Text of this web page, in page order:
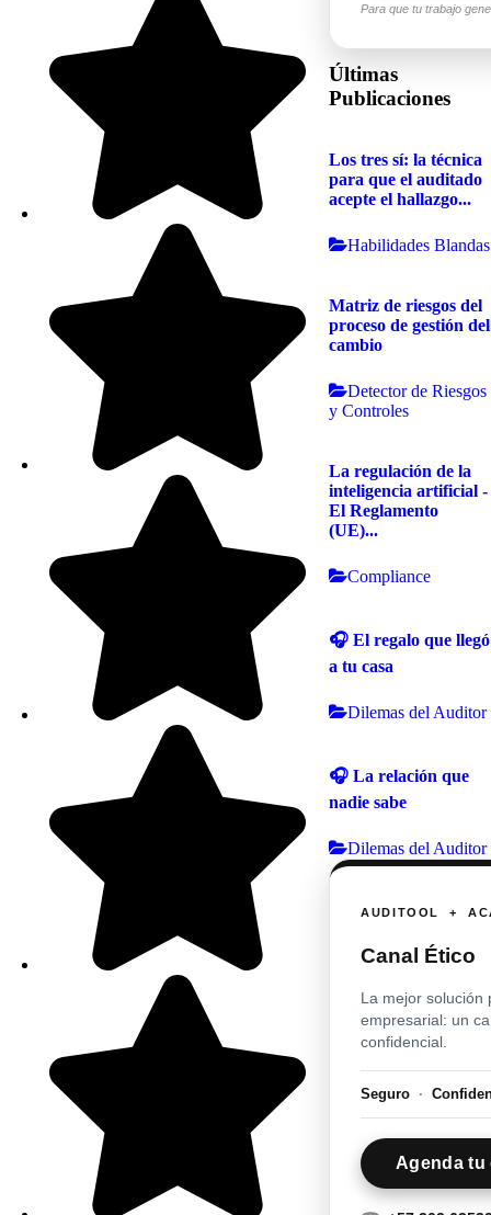
Para que tu trabajo
Últimas
Publicaciones
Los tres sí: la técnica
para que el auditado
acepte el hallazgo...
Habilidades Blandas
Matriz de riesgos del
proceso de gestión del
cambio
Detector de Riesgos
y Controles
La regulación de la
inteligencia artificial -
El Reglamento
(UE)...
Compliance
🎧 El regalo que llegó
a tu casa
Dilemas del Auditor
🎧 La relación que
nadie sabe
Dilemas del Auditor
AUDITOOL +
Canal Ético
La mejor
empresarial: un
confidencial.
Seguro ·
Agenda tu